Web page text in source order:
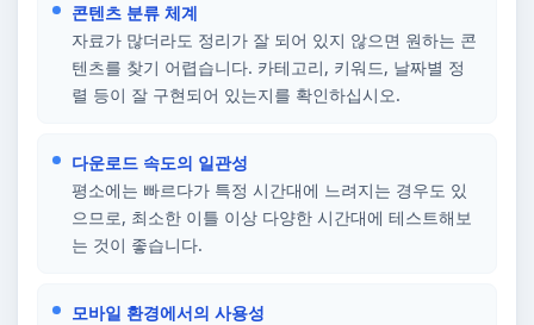
콘텐츠 분류 체계
자료가 많더라도 정리가 잘 되어 있지 않으면 원하는 콘
텐츠를 찾기 어렵습니다. 카테고리, 키워드, 날짜별 정
렬 등이 잘 구현되어 있는지를 확인하십시오.
다운로드 속도의 일관성
평소에는 빠르다가 특정 시간대에 느려지는 경우도 있
으므로, 최소한 이틀 이상 다양한 시간대에 테스트해보
는 것이 좋습니다.
모바일 환경에서의 사용성